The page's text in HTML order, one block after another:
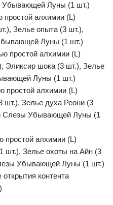
Убывающей Луны (1 шт.)
алхимии (L)
Зелье опыта (3 шт.),
Луны (1 шт.)
простой алхимии (L)
Эликсир шока (3 шт.), Зелье
Луны (1 шт.)
алхимии (L)
шт.), Зелье духа Реони (3
Слезы Убывающей Луны (1
алхимии (L)
шт.), Зелье охоты на Айн (3
Убывающей Луны (1 шт.)
контента